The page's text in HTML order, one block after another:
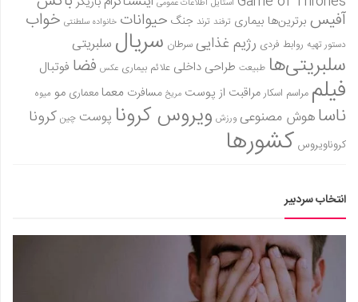
آفیس برترین‌ها بیماری ترفند ترند جنگ حیوانات خانواده سلطنتی خواب
دستور تهیه روابط فردی رژیم غذاییسرطان سریال سلبریتی
سلبریتی‌ها طبیعت طراحی داخلی علائم بیماری عکس فضا فوتبال
فیلم مراسم اسکارمراقبت از پوست مریخ مسافرت معمامعماری مو میوه
ناساهوش مصنوعی ورزش ویروس کرونا پوست چین کرونا
کروناویروس کشورها
انتخاب سردبیر